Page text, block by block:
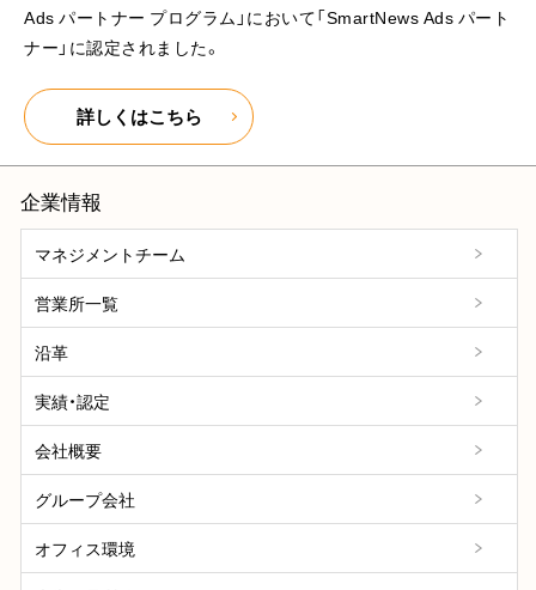
Ads パートナー プログラム」において「SmartNews Ads パート
ナー」に認定されました。
詳しくはこちら
企業情報
マネジメントチーム
営業所一覧
沿革
実績・認定
会社概要
グループ会社
オフィス環境